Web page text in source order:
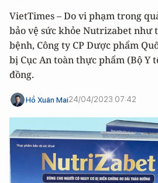
VietTimes – Do vi phạm trong
bảo vệ sức khỏe Nutrizabet như
bệnh, Công ty CP Dược phẩm
bị Cục An toàn thực phẩm (Bộ Y
đồng.
Hồ Xuân Mai24/04/2023 07:42